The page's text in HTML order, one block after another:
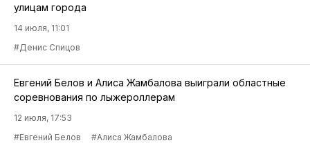
улицам города
14 июля, 11:01
#Денис Спицов
Евгений Белов и Алиса Жамбалова выиграли областные
соревнования по лыжероллерам
12 июля, 17:53
#Евгений Белов
#Алиса Жамбалова